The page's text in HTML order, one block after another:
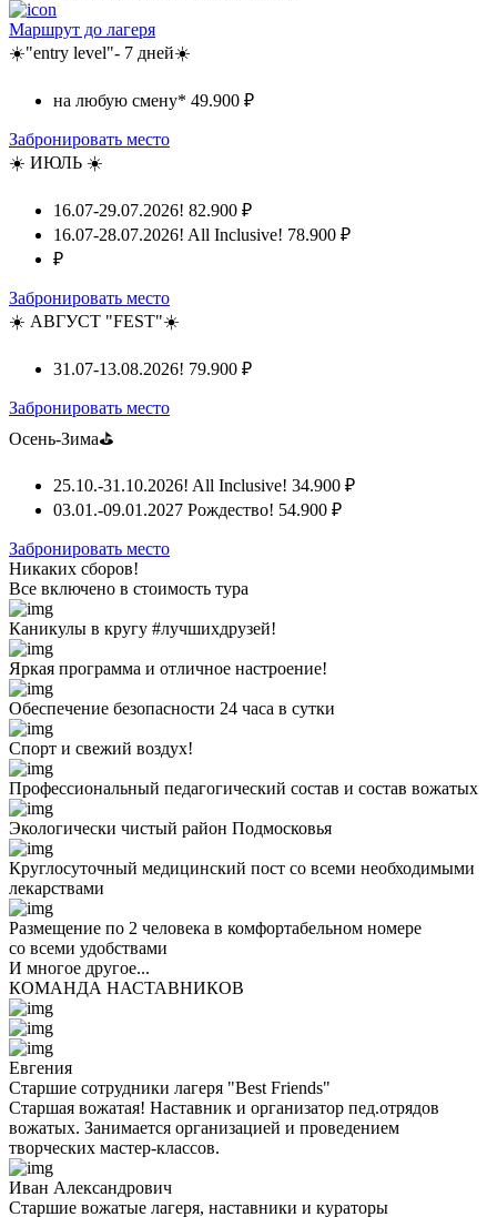
Маршрут до лагеря
☀️"entry level"- 7 дней☀️
на любую смену* 49.900 ₽
Забронировать место
☀️ ИЮЛЬ ☀️
16.07-29.07.2026! 82.900 ₽
16.07-28.07.2026! All Inclusive! 78.900 ₽
₽
Забронировать место
☀️ АВГУСТ "FEST"☀️
31.07-13.08.2026! 79.900 ₽
Забронировать место
Осень-Зима⛳
25.10.-31.10.2026! All Inclusive! 34.900 ₽
03.01.-09.01.2027 Рождество! 54.900 ₽
Забронировать место
Никаких сборов!
Все включено в стоимость тура
Каникулы в кругу #лучшихдрузей!
Яркая программа и отличное настроение!
Обеспечение безопасности 24 часа в сутки
Спорт и свежий воздух!
Профессиональный педагогический состав и состав вожатых
Экологически чистый район Подмосковья
Круглосуточный медицинский пост со всеми необходимыми
лекарствами
Размещение по 2 человека в комфортабельном номере
со всеми удобствами
И многое другое...
КОМАНДА НАСТАВНИКОВ
Евгения
Старшие сотрудники лагеря "Best Friends"
Старшая вожатая! Наставник и организатор пед.отрядов
вожатых. Занимается организацией и проведением
творческих мастер-классов.
Иван Александрович
Старшие вожатые лагеря, наставники и кураторы